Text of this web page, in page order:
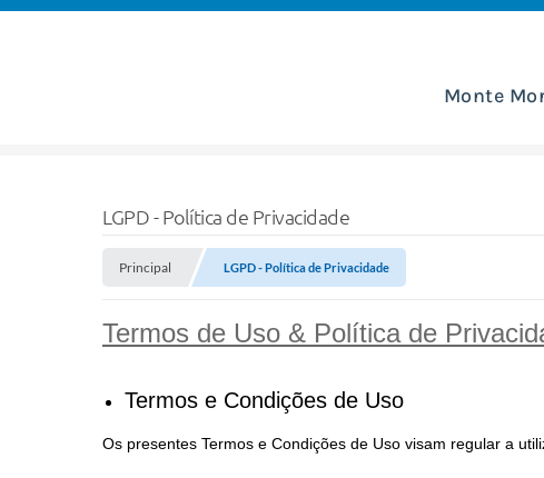
Monte
LGPD - Política de Privacidade
Principal LGPD - Política de Privacidade
Termos de Uso & Política de
Termos e Condições de Uso
Os presentes Termos e Condições de Uso visam regular a